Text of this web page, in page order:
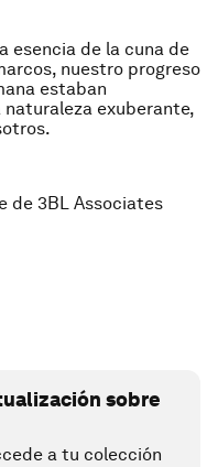
esencia de la cuna de
nuestro progreso
estaban
exuberante,
de 3BL Associates
sobre
a tu colección